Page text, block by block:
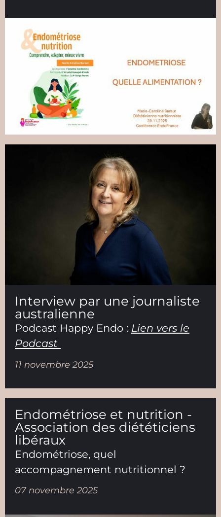
Interview par une journaliste
australienne
Podcast Happy Endo : Lien vers le
Podcast
11 novembre 2025
Endométriose et nutrition -
Association des diététiciens
libéraux
Endométriose, quel
accompagnement nutritionnel ?
07 novembre 2025